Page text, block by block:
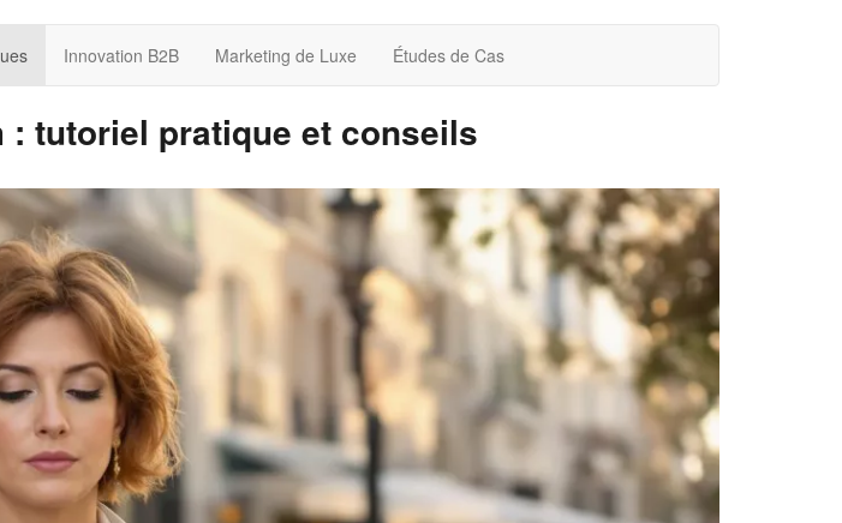
Innovation B2B Marketing de Luxe Études de Cas
: tutoriel pratique et conseils